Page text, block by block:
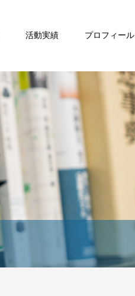
活動実績 プロフィール